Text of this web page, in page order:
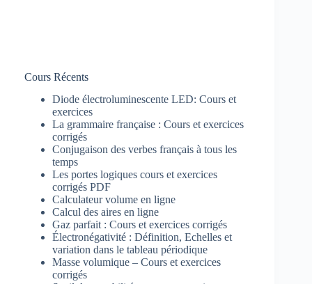
Cours Récents
Diode électroluminescente LED: Cours et
exercices
La grammaire française : Cours et exercices
corrigés
Conjugaison des verbes français à tous les
temps
Les portes logiques cours et exercices
corrigés PDF
Calculateur volume en ligne
Calcul des aires en ligne
Gaz parfait : Cours et exercices corrigés
Électronégativité : Définition, Echelles et
variation dans le tableau périodique
Masse volumique – Cours et exercices
corrigés